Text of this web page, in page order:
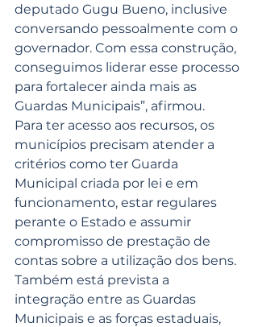
deputado Gugu Bueno, inclusive
conversando pessoalmente com o
governador. Com essa construção,
conseguimos liderar esse processo
para fortalecer ainda mais as
Guardas Municipais”, afirmou.
Para ter acesso aos recursos, os
municípios precisam atender a
critérios como ter Guarda
Municipal criada por lei e em
funcionamento, estar regulares
perante o Estado e assumir
compromisso de prestação de
contas sobre a utilização dos bens.
Também está prevista a
integração entre as Guardas
Municipais e as forças estaduais,